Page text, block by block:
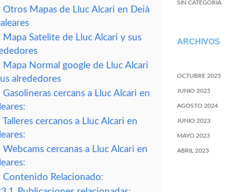
Otros Mapas de Lluc Alcari en Deià
Mapa Satelite de Lluc Alcari y sus
Mapa Normal google de Lluc Alcari
alrededores
Gasolineras cercans a Lluc Alcari en
Talleres cercanos a Lluc Alcari en
Webcams cercanas a Lluc Alcari en
Contenido Relacionado:
SIN CATEGORÍA
ARCHIVOS
OCTUBRE 2025
JUNIO 2025
AGOSTO 2024
JUNIO 2023
MAYO 2023
ABRIL 2023